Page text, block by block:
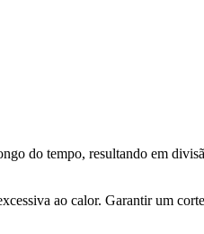
do tempo, resultando em
ao calor. Garantir um